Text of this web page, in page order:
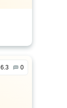
6.3 0